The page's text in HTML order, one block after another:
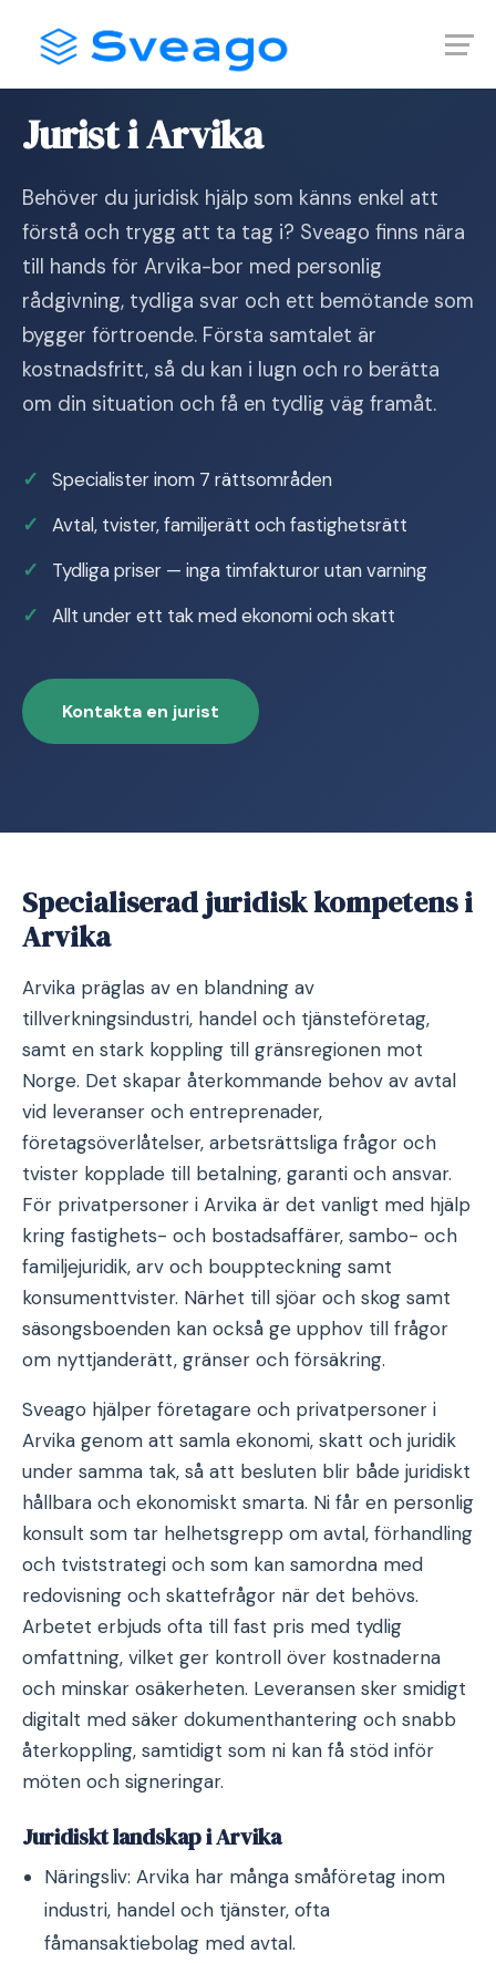
content
Jurist i Arvika
Behöver du juridisk hjälp som känns enkel att
förstå och trygg att ta tag i? Sveago finns nära
till hands för Arvika-bor med personlig
rådgivning, tydliga svar och ett bemötande som
bygger förtroende. Första samtalet är
kostnadsfritt, så du kan i lugn och ro berätta
om din situation och få en tydlig väg framåt.
Specialister inom 7 rättsområden
Avtal, tvister, familjerätt och fastighetsrätt
Tydliga priser — inga timfakturor utan varning
Allt under ett tak med ekonomi och skatt
Kontakta en jurist
Specialiserad juridisk kompetens i
Arvika
Arvika präglas av en blandning av
tillverkningsindustri, handel och tjänsteföretag,
samt en stark koppling till gränsregionen mot
Norge. Det skapar återkommande behov av avtal
vid leveranser och entreprenader,
företagsöverlåtelser, arbetsrättsliga frågor och
tvister kopplade till betalning, garanti och ansvar.
För privatpersoner i Arvika är det vanligt med hjälp
kring fastighets- och bostadsaffärer, sambo- och
familjejuridik, arv och bouppteckning samt
konsumenttvister. Närhet till sjöar och skog samt
säsongsboenden kan också ge upphov till frågor
om nyttjanderätt, gränser och försäkring.
Sveago hjälper företagare och privatpersoner i
Arvika genom att samla ekonomi, skatt och juridik
under samma tak, så att besluten blir både juridiskt
hållbara och ekonomiskt smarta. Ni får en personlig
konsult som tar helhetsgrepp om avtal, förhandling
och tviststrategi och som kan samordna med
redovisning och skattefrågor när det behövs.
Arbetet erbjuds ofta till fast pris med tydlig
omfattning, vilket ger kontroll över kostnaderna
och minskar osäkerheten. Leveransen sker smidigt
digitalt med säker dokumenthantering och snabb
återkoppling, samtidigt som ni kan få stöd inför
möten och signeringar.
Juridiskt landskap i Arvika
Näringsliv: Arvika har många småföretag inom
industri, handel och tjänster, ofta
fåmansaktiebolag med avtal.